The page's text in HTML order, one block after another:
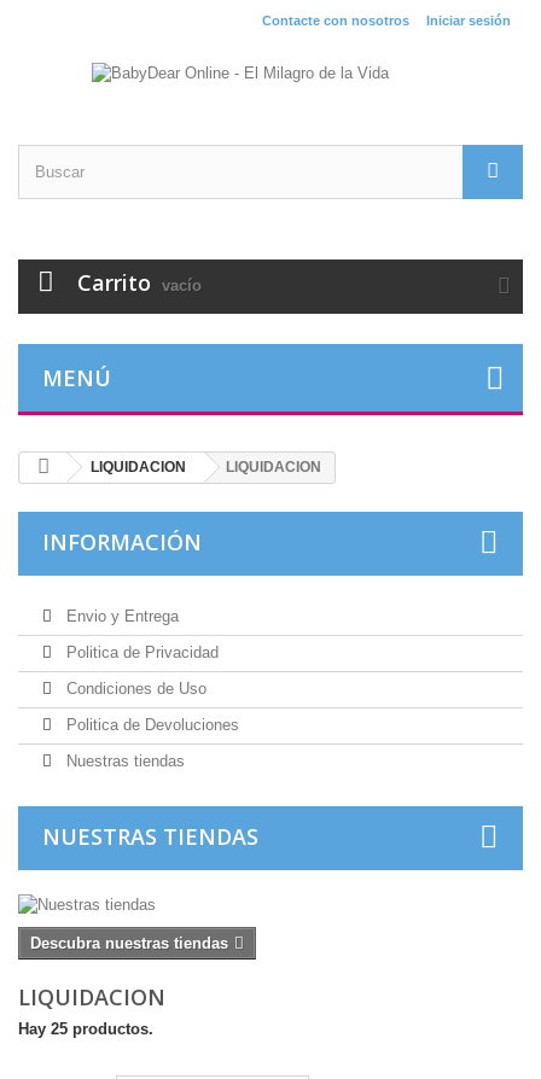
Iniciar sesión
Contacte con nosotros
Carrito vacío
MENÚ
LIQUIDACION LIQUIDACION
INFORMACIÓN
Envio y Entrega
Politica de Privacidad
Condiciones de Uso
Politica de Devoluciones
Nuestras tiendas
NUESTRAS TIENDAS
Descubra nuestras tiendas
LIQUIDACION
Hay 25 productos.